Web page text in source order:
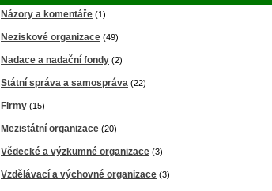
Názory a komentáře (1)
Neziskové organizace (49)
Nadace a nadační fondy (2)
Státní správa a samospráva (22)
Firmy (15)
Mezistátní organizace (20)
Vědecké a výzkumné organizace (3)
Vzdělávací a výchovné organizace (3)